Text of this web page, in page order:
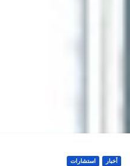
أخبار استشارات